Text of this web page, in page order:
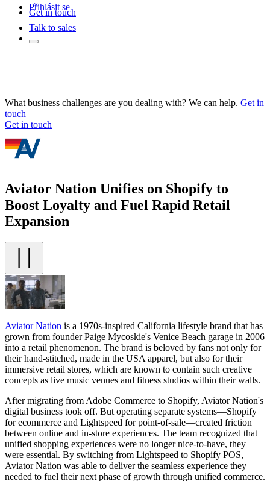
Přihlásit se
Get in touch
Talk to sales
What business challenges are you dealing with? We can help. Get in
touch
Get in touch
Aviator Nation Unifies on Shopify to
Boost Loyalty and Fuel Rapid Retail
Expansion
Aviator Nation is a 1970s-inspired California lifestyle brand that has
grown from founder Paige Mycoskie's Venice Beach garage in 2006
into a retail phenomenon. The brand is beloved by fans not only for
their hand-stitched, made in the USA apparel, but also for their
immersive retail stores, which are known to contain such creative
concepts as live music venues and fitness studios within their walls.
After migrating from Adobe Commerce to Shopify, Aviator Nation's
digital business took off. But operating separate systems—Shopify
for ecommerce and Lightspeed for point-of-sale—created friction
between online and in-store experiences. The team recognized that
unified shopping experiences were no longer nice-to-have, they
were essential. By switching from Lightspeed to Shopify POS,
Aviator Nation was able to deliver the seamless experience they
needed to fuel their next phase of growth through unified commerce.